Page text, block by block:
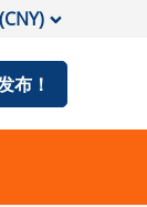
布！